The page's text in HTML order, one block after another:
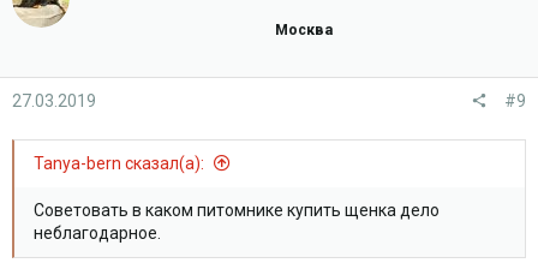
и
Москва
27.03.2019 #9
Tanya-bern сказал(а):
Советовать в каком питомнике купить щенка дело
неблагодарное.